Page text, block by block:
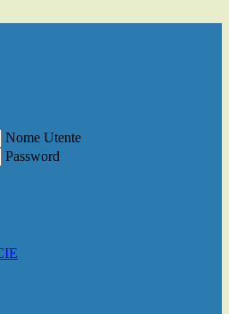
Nome Utente
Password